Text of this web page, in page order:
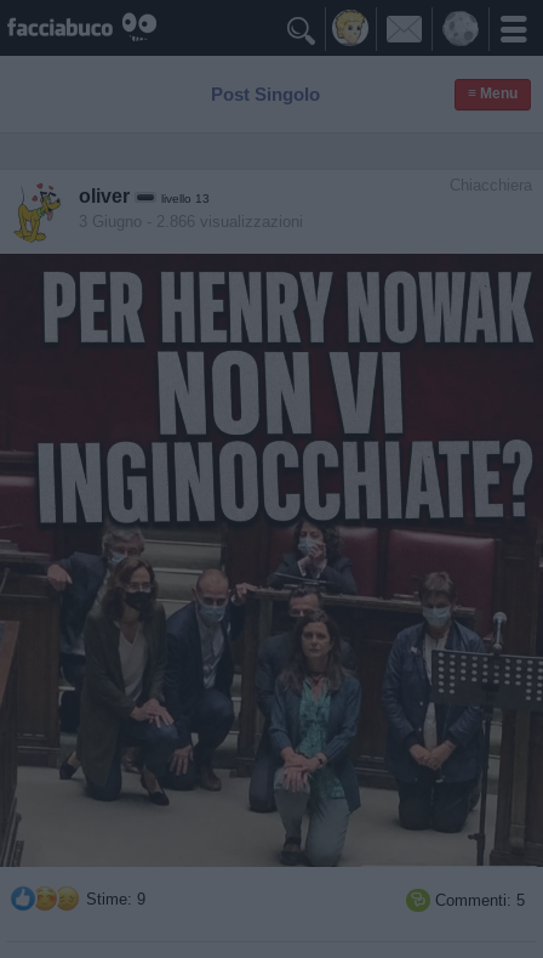

Post Singolo ≡ Menu
Chiacchiera
oliver livello 13
3 Giugno - 2.866 visualizzazioni
Stime: 9  Commenti: 5